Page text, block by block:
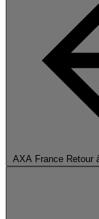
AXA France Retour